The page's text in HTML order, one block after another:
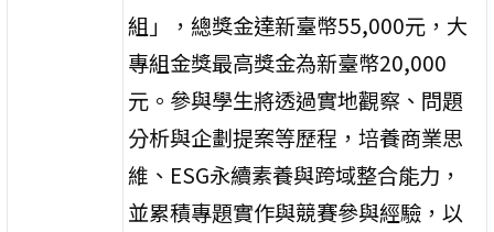
組」，總獎金達新臺幣55,000元，大
專組金獎最高獎金為新臺幣20,000
元。參與學生將透過實地觀察、問題
分析與企劃提案等歷程，培養商業思
維、ESG永續素養與跨域整合能力，
並累積專題實作與競賽參與經驗，以